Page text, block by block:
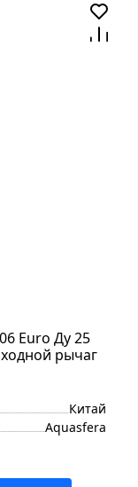
Euro Ду 25
рычаг
Китай
Aquasfera